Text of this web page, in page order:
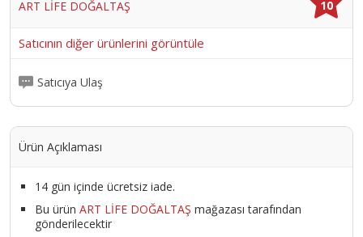
ART LİFE DOĞALTAŞ 10
Satıcının diğer ürünlerini görüntüle
Satıcıya Ulaş
Ürün Açıklaması
14 gün içinde ücretsiz iade.
Bu ürün ART LİFE DOĞALTAŞ mağazası tarafından
gönderilecektir